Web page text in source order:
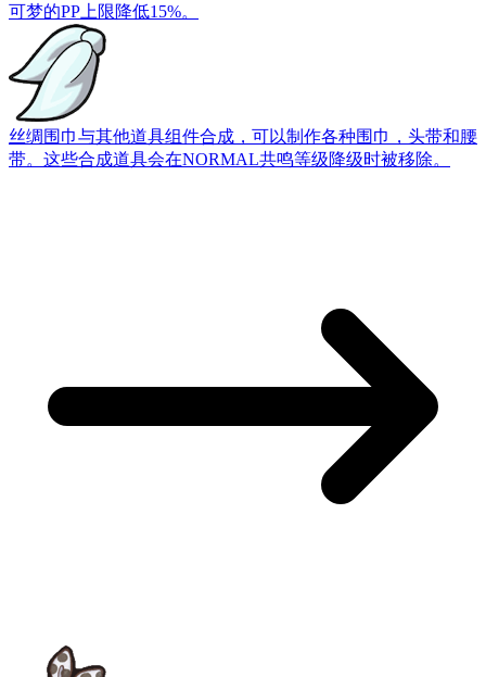
可梦的PP上限降低15%。
丝绸围巾与其他道具组件合成，可以制作各种围巾，头带和腰
带。这些合成道具会在NORMAL共鸣等级降级时被移除。